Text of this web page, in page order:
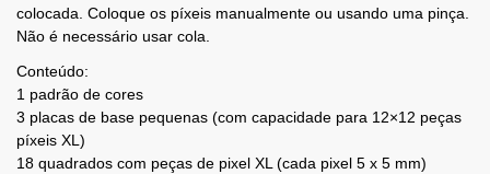
colocada. Coloque os píxeis manualmente ou usando uma pinça.
Não é necessário usar cola.
Conteúdo:
1 padrão de cores
3 placas de base pequenas (com capacidade para 12×12 peças
píxeis XL)
18 quadrados com peças de pixel XL (cada pixel 5 x 5 mm)